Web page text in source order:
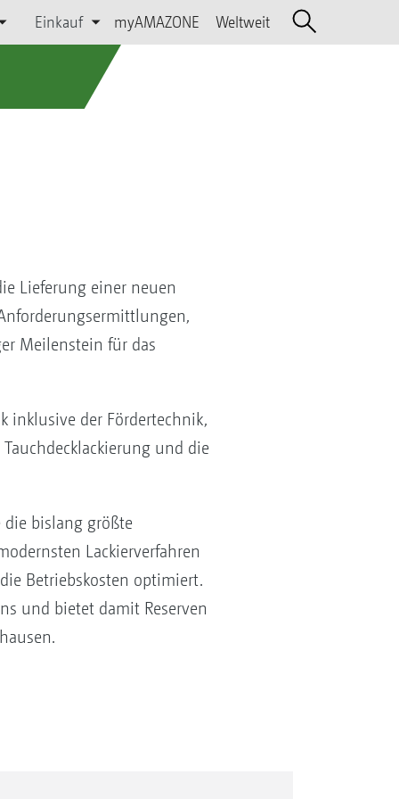
Einkauf myAMAZONE Weltweit
Lieferung einer neuen
Meilenstein für das
inklusive der Fördertechnik,
und die
bislang größte
Lackierverfahren
Betriebskosten optimiert.
und bietet damit Reserven